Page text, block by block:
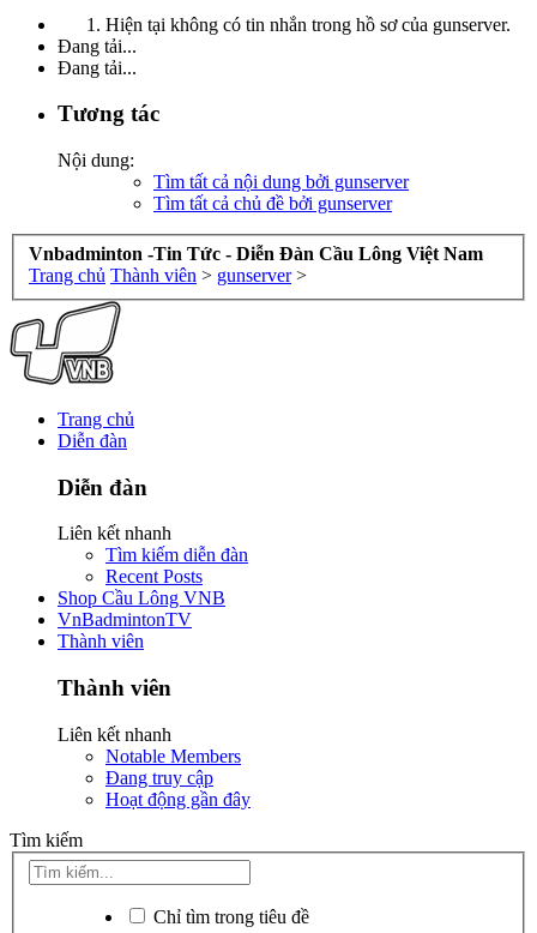
Hiện tại không có tin nhắn trong hồ sơ của gunserver.
Đang tải...
Đang tải...
Tương tác
Nội dung:
Tìm tất cả nội dung bởi gunserver
Tìm tất cả chủ đề bởi gunserver
Vnbadminton -Tin Tức - Diễn Đàn Cầu Lông Việt Nam
Trang chủ Thành viên > gunserver >
Trang chủ
Diễn đàn
Diễn đàn
Liên kết nhanh
Tìm kiếm diễn đàn
Recent Posts
Shop Cầu Lông VNB
VnBadmintonTV
Thành viên
Thành viên
Liên kết nhanh
Notable Members
Đang truy cập
Hoạt động gần đây
Tìm kiếm
Chỉ tìm trong tiêu đề